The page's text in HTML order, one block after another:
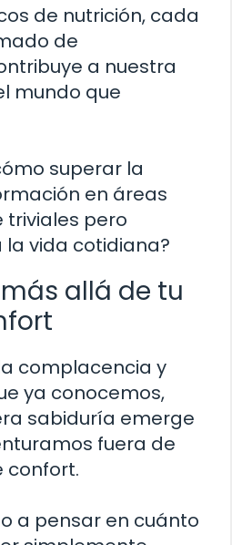
de nutrición, cada
de
a nuestra
mundo que
superar la
en áreas
pero
vida cotidiana?
allá de tu
complacencia y
ya conocemos,
sabiduría emerge
fuera de
confort.
a pensar en cuánto